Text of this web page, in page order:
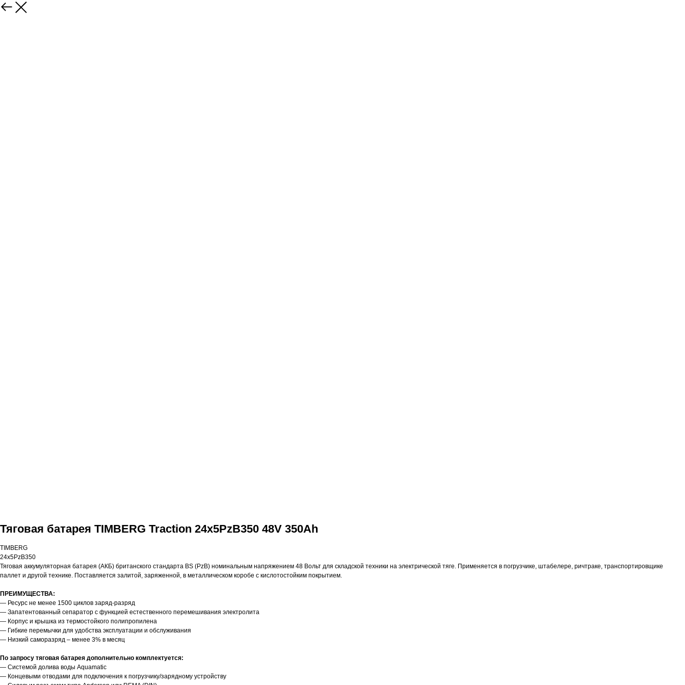
Тяговая батарея TIMBERG Traction 24x5PzB350 48V 350Ah
TIMBERG
24x5PzB350
Тяговая аккумуляторная батарея (АКБ) британского стандарта BS (PzB) номинальным напряжением 48 Вольт для складской техники на электрической тяге. Применяется в погрузчике, штабелере, ричтраке, транспортировщике
паллет и другой технике. Поставляется залитой, заряженной, в металлическом коробе с кислотостойким покрытием.
ПРЕИМУЩЕСТВА:
— Ресурс не менее 1500 циклов заряд-разряд
— Запатентованный сепаратор с функцией естественного перемешивания электролита
— Корпус и крышка из термостойкого полипропилена
— Гибкие перемычки для удобства эксплуатации и обслуживания
— Низкий саморазряд – менее 3% в месяц
По запросу тяговая батарея дополнительно комплектуется:
— Системой долива воды Aquamatic
— Концевыми отводами для подключения к погрузчику/зарядному устройству